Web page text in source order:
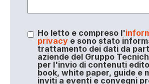
Ho letto e compreso l'
privacye sono stato
trattamento dei dati da
aziende del Gruppo
per l'invio di contenuti
book, white paper, guide e
inviti a eventi e convegni